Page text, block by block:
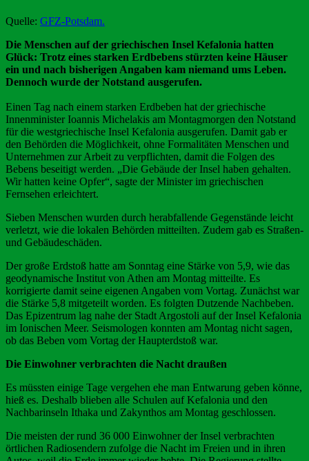
Quelle: GFZ-Potsdam.
Die Menschen auf der griechischen Insel Kefalonia hatten
Glück: Trotz eines starken Erdbebens stürzten keine Häuser
ein und nach bisherigen Angaben kam niemand ums Leben.
Dennoch wurde der Notstand ausgerufen.
Einen Tag nach einem starken Erdbeben hat der griechische
Innenminister Ioannis Michelakis am Montagmorgen den Notstand
für die westgriechische Insel Kefalonia ausgerufen. Damit gab er
den Behörden die Möglichkeit, ohne Formalitäten Menschen und
Unternehmen zur Arbeit zu verpflichten, damit die Folgen des
Bebens beseitigt werden. „Die Gebäude der Insel haben gehalten.
Wir hatten keine Opfer“, sagte der Minister im griechischen
Fernsehen erleichtert.
Sieben Menschen wurden durch herabfallende Gegenstände leicht
verletzt, wie die lokalen Behörden mitteilten. Zudem gab es Straßen-
und Gebäudeschäden.
Der große Erdstoß hatte am Sonntag eine Stärke von 5,9, wie das
geodynamische Institut von Athen am Montag mitteilte. Es
korrigierte damit seine eigenen Angaben vom Vortag. Zunächst war
die Stärke 5,8 mitgeteilt worden. Es folgten Dutzende Nachbeben.
Das Epizentrum lag nahe der Stadt Argostoli auf der Insel Kefalonia
im Ionischen Meer. Seismologen konnten am Montag nicht sagen,
ob das Beben vom Vortag der Haupterdstoß war.
Die Einwohner verbrachten die Nacht draußen
Es müssten einige Tage vergehen ehe man Entwarung geben könne,
hieß es. Deshalb blieben alle Schulen auf Kefalonia und den
Nachbarinseln Ithaka und Zakynthos am Montag geschlossen.
Die meisten der rund 36 000 Einwohner der Insel verbrachten
örtlichen Radiosendern zufolge die Nacht im Freien und in ihren